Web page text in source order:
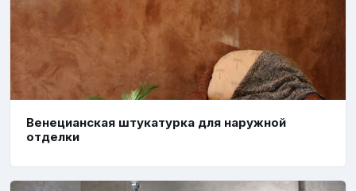
Венецианская штукатурка для наружной
отделки